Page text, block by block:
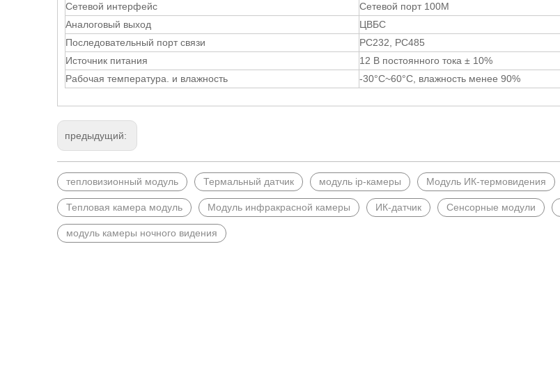
Сетевой интерфейс
Сетевой порт 100M
Аналоговый выход
ЦВБС
Последовательный порт связи
РС232, РС485
Источник питания
12 В постоянного тока ± 10%
Рабочая температура. и влажность
-30°C~60°C, влажность менее 90%
предыдущий:
тепловизионный модуль Термальный датчик модуль ip-камеры Модуль ИК-термовидения
Тепловая камера модуль Модуль инфракрасной камеры ИК-датчик Сенсорные модули
модуль камеры ночного видения